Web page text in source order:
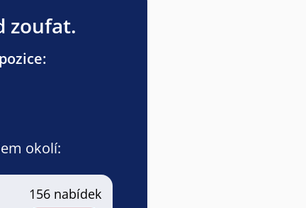
zoufat.
okolí:
156 nabídek